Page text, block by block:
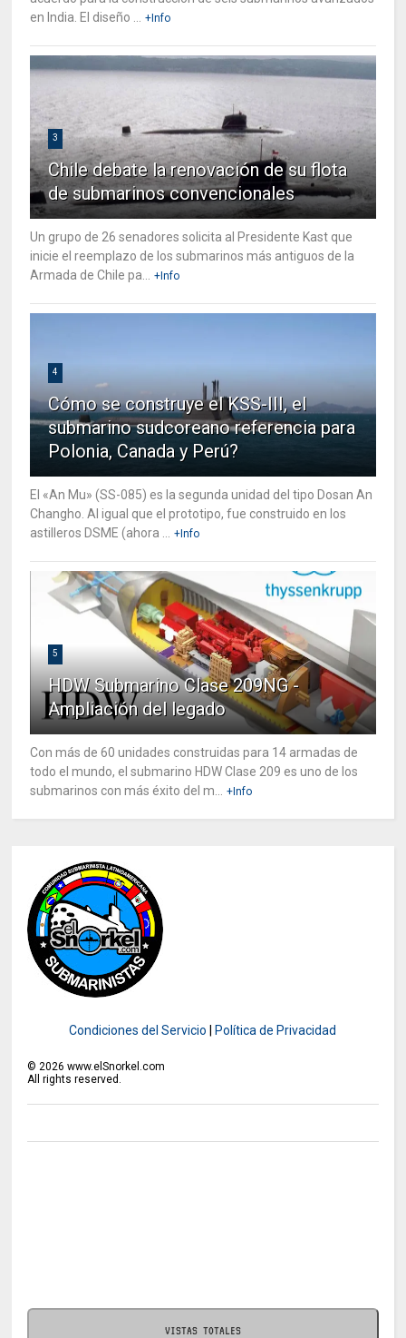
en India. El diseño ...
+Info
3
Chile debate la renovación de su flota
de submarinos convencionales
Un grupo de 26 senadores solicita al Presidente Kast que
inicie el reemplazo de los submarinos más antiguos de la
Armada de Chile pa...
+Info
4
Cómo se construye el KSS-III, el
submarino sudcoreano referencia para
Polonia, Canada y Perú?
El «An Mu» (SS-085) es la segunda unidad del tipo Dosan An
Changho. Al igual que el prototipo, fue construido en los
astilleros DSME (ahora ...
+Info
5
HDW Submarino Clase 209NG -
Ampliación del legado
Con más de 60 unidades construidas para 14 armadas de
todo el mundo, el submarino HDW Clase 209 es uno de los
submarinos con más éxito del m...
+Info
Condiciones del Servicio Política de Privacidad
© 2026 www.elSnorkel.com
All rights reserved.
VISTAS TOTALES